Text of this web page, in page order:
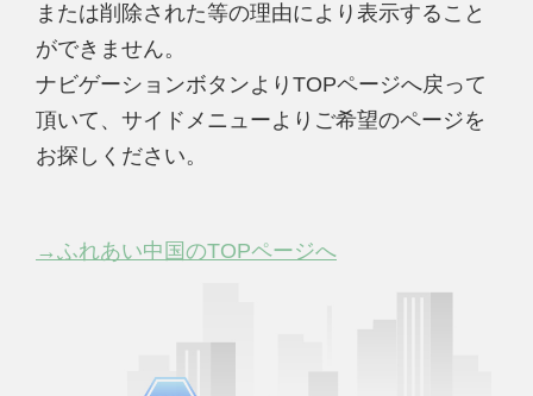
または削除された等の理由により表示すること
ができません。
ナビゲーションボタンよりTOPページへ戻って
頂いて、サイドメニューよりご希望のページを
お探しください。
→ふれあい中国のTOPページへ